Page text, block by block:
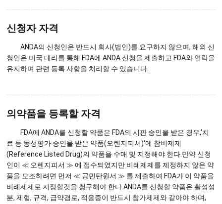
신청자 자격
ANDA의 신청인은 반드시 회사(법인)를 요구하지 않으며, 해외 신
청인은 미국 대리를 통해 FDA에 ANDA 신청을 제출하고 FDA와 연락을
유지하며 관련 등록 사항을 처리할 수 있습니다.
의약품을 등록할 자격
FDA에 ANDA를 신청할 약품은 FDA의 시판 승인을 받은 경우,'치
료 등 동성평가 승인을 받은 약품(오렌지피서)'에 참비제제
(Reference Listed Drug)의 약품을 수매 및 지정해야 한다.만약 신청
인이 ≪ 오렌지피서 ≫ 에 접수되였지만 비례제제를 제정하지 않은 약
품을 모조하려면 먼저 ≪ 공민탄원서 ≫ 를 제출하여 FDA가 이 약품을
비례제제로 지정할것을 청구해야 한다.ANDA를 신청할 약품은 활성성
분, 제형, 규격, 급약경로, 적응증이 반드시 참가제제와 같아야 하며,